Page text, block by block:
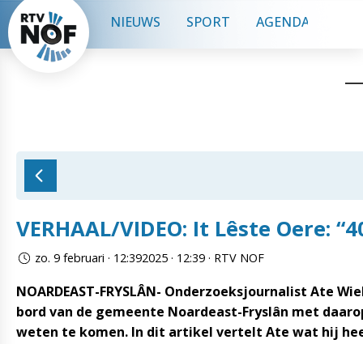
NIEUWS SPORT AGENDA
VERHAAL/VIDEO: It Lêste Oere:
zo. 9 februari · 12:392025 · 12:39 · RTV NOF
NOARDEAST-FRYSLÂN- Onderzoeksjournalist
bord van de gemeente Noardeast-Fryslân met
weten te komen. In dit artikel vertelt Ate wat hij